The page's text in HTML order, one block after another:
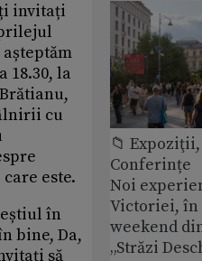
invitați
18.30, la
cu
este.
în
bine, Da,
să
📁
Conferințe
Noi
Victoriei,
weekend
„Străzi